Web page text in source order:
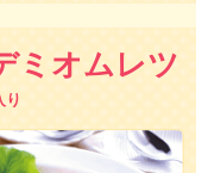
ミオムレツ
り